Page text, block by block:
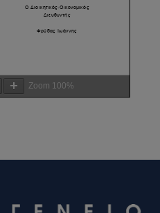
Zoom 100%